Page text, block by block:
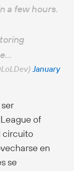
a few hours.
January
of
circuito
en
se